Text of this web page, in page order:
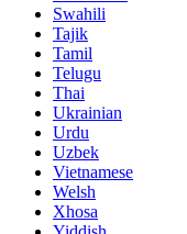
Swahili
Tajik
Tamil
Telugu
Thai
Ukrainian
Urdu
Uzbek
Vietnamese
Welsh
Xhosa